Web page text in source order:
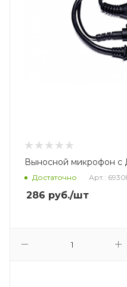
Выносной микрофон с
Достаточно Арт.:
286 руб./шт